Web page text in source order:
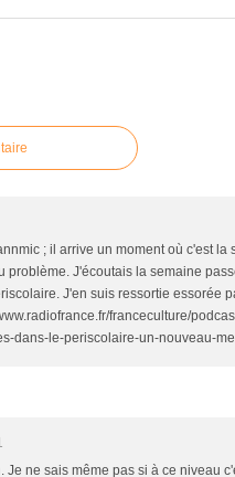
; il arrive un moment où c'est la
problème. J'écoutais la semaine
J'en suis ressortie essorée
franceculture/
dans-le-periscolaire-un-nouveau-
Je ne sais même pas si à ce niveau